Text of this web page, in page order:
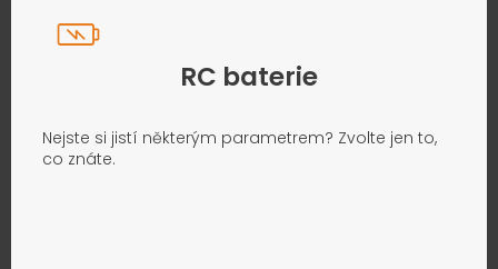
RC baterie
Nejste si jistí některým parametrem? Zvolte jen to,
co znáte.